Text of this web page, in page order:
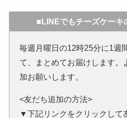
■LINEでもチーズケーキ
毎週月曜日の12時25分に1週
て、まとめてお届けします。
加お願いします。
<友だち追加の方法>
▼下記リンクをクリックして